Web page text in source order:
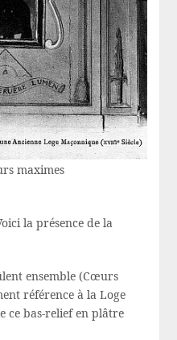
maximes
la présence de la
ensemble (Cœurs
référence à la Loge
ce bas-relief en plâtre